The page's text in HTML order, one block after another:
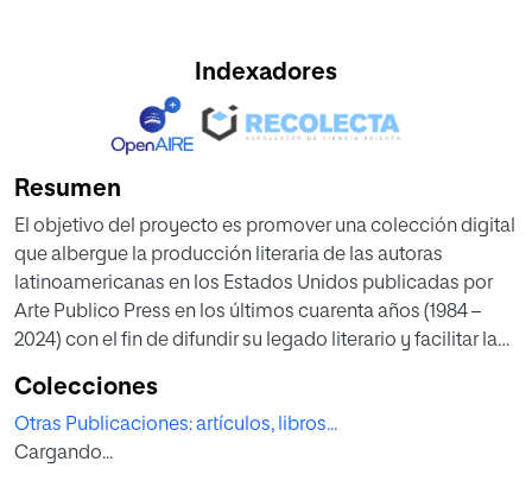
Indexadores
Resumen
El objetivo del proyecto es promover una colección digital
que albergue la producción literaria de las autoras
latinoamericanas en los Estados Unidos publicadas por
Arte Publico Press en los últimos cuarenta años (1984 –
2024) con el fin de difundir su legado literario y facilitar la
contemporánea de sus textos. Las escritoras y los títulos
reunidos en la colección digital es una transposición al
formato digital de libros impresos por Arte Público Press
Colecciones
Otras Publicaciones: artículos, libros...
Cargando...